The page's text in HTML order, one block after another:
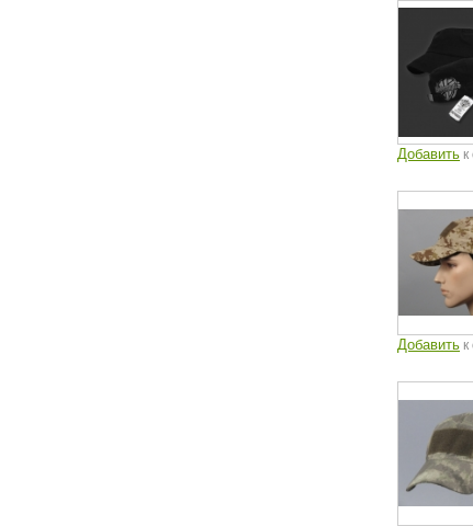
Добавить
Добавить